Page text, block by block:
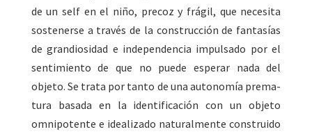
de un self en el niño, precoz y frágil, que necesita
sostenerse a través de la construcción de fantasías
de grandiosidad e independencia impulsado por el
sentimiento de que no puede esperar nada del
objeto. Se trata por tanto de una autonomía prema­
tura basada en la identificación con un objeto
omnipotente e idealizado naturalmente construido